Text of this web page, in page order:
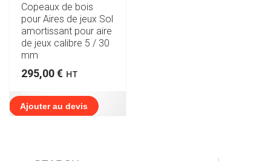
Copeaux de bois
pour Aires de jeux Sol
amortissant pour aire
de jeux calibre 5 / 30
mm
295,00€ HT
Ajouter au devis